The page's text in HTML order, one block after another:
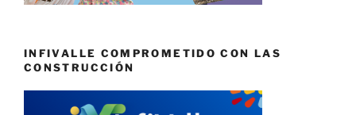
INFIVALLE COMPROMETIDO CON LAS
CONSTRUCCIÓN